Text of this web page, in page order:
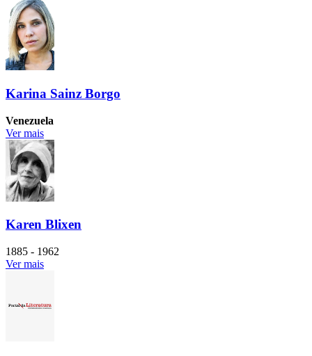
Karina Sainz Borgo
Venezuela
Ver mais
Karen Blixen
1885 - 1962
Ver mais